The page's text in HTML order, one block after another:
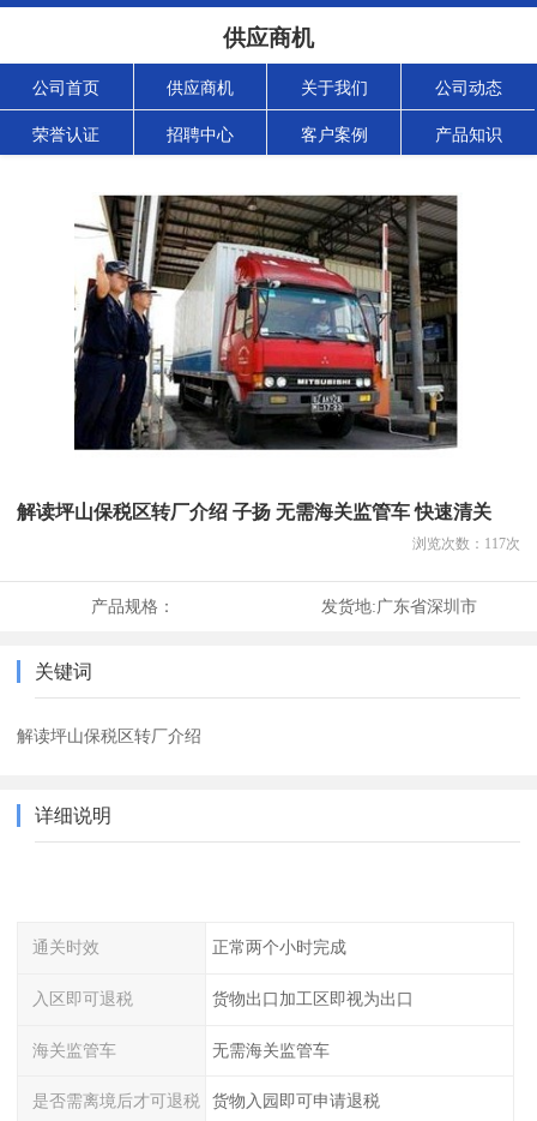
供应商机
公司首页 供应商机 关于我们 公司动态
荣誉认证 招聘中心 客户案例 产品知识
解读坪山保税区转厂介绍 子扬 无需海关监管车 快速清关
浏览次数： 117次
产品规格： 发货地:广东省深圳市
关键词
解读坪山保税区转厂介绍
详细说明
通关时效 正常两个小时完成
入区即可退税 货物出口加工区即视为出口
海关监管车 无需海关监管车
是否需离境后才可退税 货物入园即可申请退税